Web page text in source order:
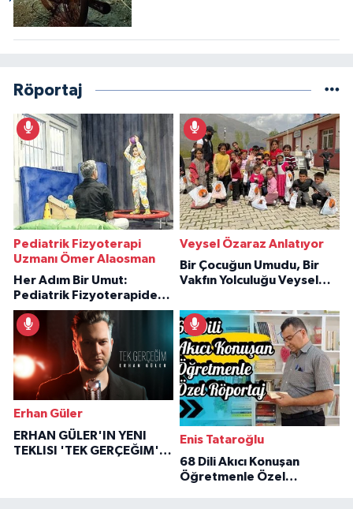
Röportaj
Pediatrik Fizyoterapi
Uzmanı Ömer Alaosman
Her Adım Bir Umut:
Pediatrik Fizyoterapiden
İlham Veren Hikâyeler
Veysel Özaraz Anlatıyor
Bir Çocuğun Umudu, Bir
Vakfın Yolculuğu Veysel
Erhan Güler
ERHAN GÜLER'IN YENI
TEKLISI 'TEK GERÇEĞIM'LE
Enis Tataroğlu
68 Dili Akıcı Konuşan
Öğretmenle Özel